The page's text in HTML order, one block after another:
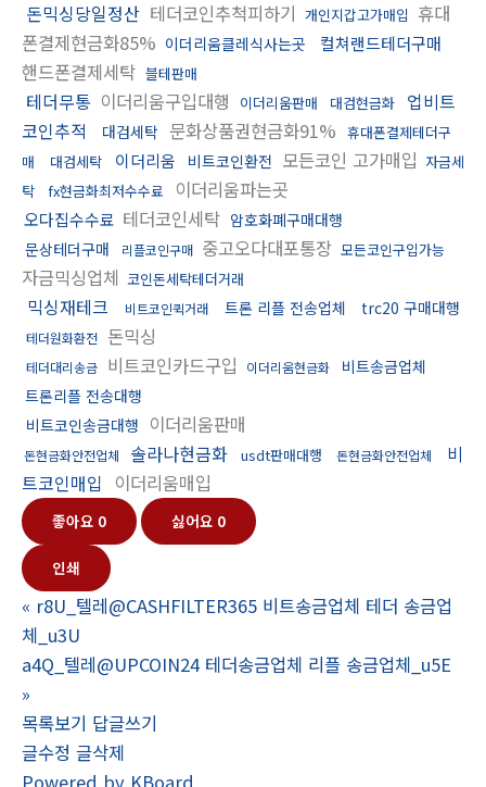
돈믹싱당일정산 테더코인추척피하기 개인지갑고가매입 휴대
폰결제현금화85% 이더리움클레식사는곳 컬쳐랜드테더구매
핸드폰결제세탁 블테판매
테더무통 이더리움구입대행 이더리움판매 대검현금화
업비트
코인추적
대검세탁 문화상품권현금화91% 휴대폰결제테더구
매
대검세탁 이더리움 비트코인환전 모든코인 고가매입 자금세
탁
fx현금화최저수수료 이더리움파는곳
오다집수수료 테더코인세탁 암호화폐구매대행
문상테더구매
리플코인구매 중고오다대포통장 모든코인구입가능
자금믹싱업체 코인돈세탁테더거래
믹싱재테크 비트코인퀵거래 트론 리플 전송업체 trc20 구매대행
테더원화환전 돈믹싱
테더대리송금 비트코인카드구입 이더리움현금화
비트송금업체
트론리플 전송대행
비트코인송금대행 이더리움판매
돈현금화안전업체 솔라나현금화 usdt판매대행 돈현금화안전업체
비
트코인매입 이더리움매입
좋아요 0 싫어요 0
인쇄
« r8U_텔레@CASHFILTER365 비트송금업체 테더 송금업
체_u3U
a4Q_텔레@UPCOIN24 테더송금업체 리플 송금업체_u5E
»
목록보기 답글쓰기
글수정 글삭제
Powered by KBoard